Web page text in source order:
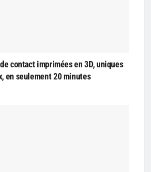
contact imprimées en 3D, uniques
en seulement 20 minutes